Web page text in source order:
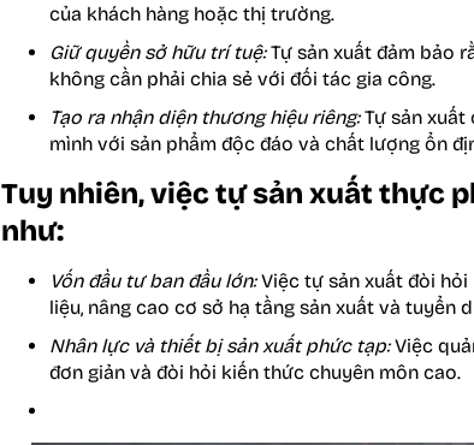
của khách hàng hoặc thị trường.
Giữ quyền sở hữu trí tuệ:Tự sản xuất đảm bảo
không cần phải chia sẻ với đối tác gia công.
Tạo ra nhận diện thương hiệu riêng:Tự sản xuất
mình với sản phẩm độc đáo và chất lượng ổn
Tuy nhiên, việc tự sản xuất thực
như:
Vốn đầu tư ban đầu lớn:Việc tự sản xuất đòi hỏi
liệu, nâng cao cơ sở hạ tầng sản xuất và tuyển
Nhân lực và thiết bị sản xuất phức tạp:Việc
đơn giản và đòi hỏi kiến thức chuyên môn cao.